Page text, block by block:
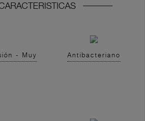
- Muy
Antibacteriano